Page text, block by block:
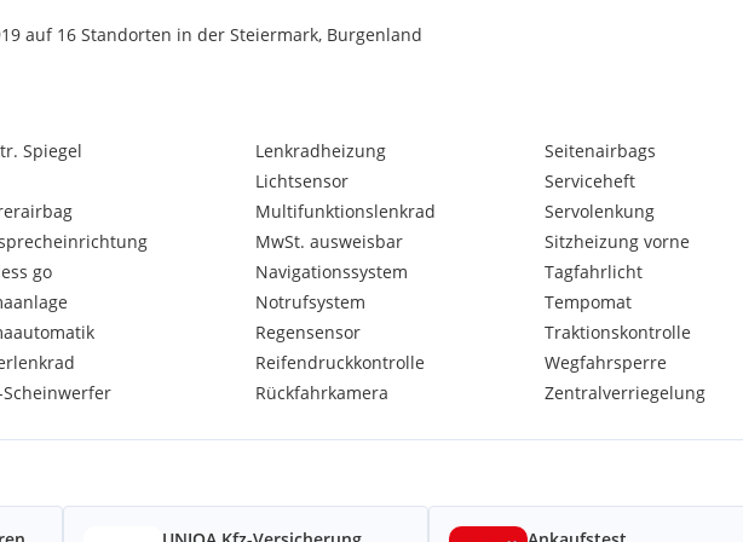
auf 16 Standorten in der Steiermark, Burgenland
Check
unsere
Marktpreisen
auch
Spiegel
go
Scheinwerfer
Lenkradheizung
Lichtsensor
Multifunktionslenkrad
MwSt. ausweisbar
Navigationssystem
Notrufsystem
Regensensor
Reifendruckkontrolle
Rückfahrkamera
Seitenairbags
Serviceheft
Servolenkung
Sitzheizung vorne
Tagfahrlicht
Tempomat
Traktionskontrolle
Wegfahrsperre
Zentralverriegelung